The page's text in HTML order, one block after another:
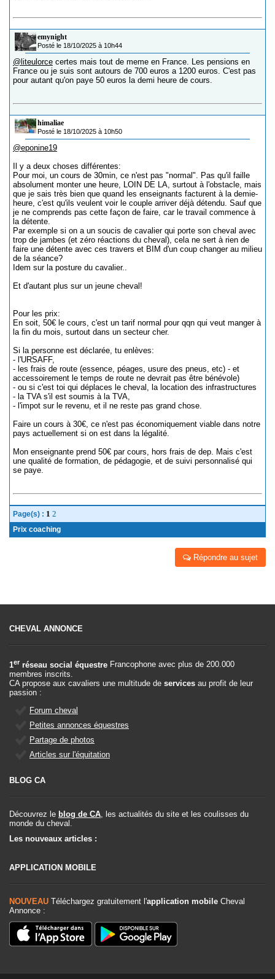
emynight
Posté le 18/10/2025 à 10h44
@liteulorce certes mais tout de meme en France. Les pensions en
France ou je suis sont autours de 700 euros a 1200 euros. C'est pas
pour autant qu'on paye 50 euros la demi heure de cours.
himaliae
Posté le 18/10/2025 à 10h50
@eponine19
Il y a deux choses différentes:
Pour moi, un cours de 30min, ce n'est pas "normal". Pas qu'il faille
absolument monter une heure, LOIN DE LA, surtout à l'obstacle, mais
que je sais très bien que quand les enseignants facturent à la demie-
heure, c'est qu'ils veulent voir le couple arriver déjà détendu. Sauf que
je ne comprends pas cette façon de faire, car le travail commence à
la détente.
Par exemple si on a un soucis de cavalier qui porte son cheval avec
trop de jambes (et zéro réactions du cheval), cela ne sert à rien de
faire une détente avec ces travers et BIM d'un coup changer au milieu
de la séance?
Idem sur la posture du cavalier..
Et d'autant plus sur un jeune cheval!
Pour les prix:
En soit, 50€ le cours, c'est un tarif normal pour qqn qui veut manger à
la fin du mois, surtout dans un secteur cher.
Si la personne est déclarée, tu enlèves:
- l'URSAFF,
- les frais de route (essence, péages, usure des pneus, etc) - et
accessoirement le temps de route ne devrait pas être bénévole)
- ou si c'est toi qui déplaces le cheval, la location des infrastructures
- la TVA s'il est soumis à la TVA,
- l'impot sur le revenu, et il ne reste pas grand chose.
Faire un cours à 30€, ce n'est pas économiquement viable dans notre
pays actuellement si on est dans la légalité.
Mon enseignante prend 50€ par cours, hors frais de dep. Mais c'est
une qualité de formation, de pédagogie, et de suivi personnalisé qui
se paye.
Page(s) : 1 2
Prix coaching
Répondre au sujet
CHEVAL ANNONCE
1er réseau social équestre Francophone avec plus de 200.000
membres inscrits.
CA propose aux cavaliers une multitude de services au profit de leur
passion :
Forum cheval
Petites annonces équestres
Partage de photos
Articles sur l'équitation
BLOG CA
Découvrez le blog de CA , les actualités du site et les coulisses du
monde du cheval.
Les nouveaux articles :
APPLICATION MOBILE
NOUVEAU Téléchargez gratuitement l'application mobile Cheval
Annonce :